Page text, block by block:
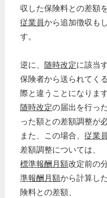
収した保険料との差額を
従業員から追加徴収も
す。
逆に、 随時改定に該当
保険者から送られてくる
際と違うことになります
随時改定の届出を行っ
った額との差額調整が
また、この場合、 従業員
差額調整については、
標準報酬月額改定前の
準報酬月額から計算し
険料との差額、